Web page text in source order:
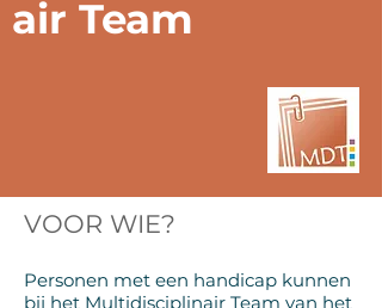
air Team
VOOR WIE?
Personen met een handicap kunnen
bij het Multidisciplinair Team van het